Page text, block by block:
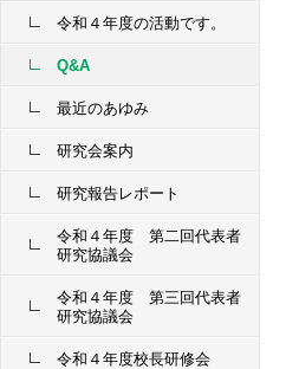
令和４年度の活動です。
Q&A
最近のあゆみ
研究会案内
研究報告レポート
令和４年度 第二回代表者
研究協議会
令和４年度 第三回代表者
研究協議会
令和４年度校長研修会